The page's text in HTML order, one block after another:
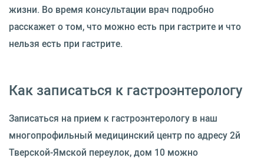
жизни. Во время консультации врач подробно
расскажет о том, что можно есть при гастрите и что
нельзя есть при гастрите.
Как записаться к гастроэнтерологу
Записаться на прием к гастроэнтерологу в наш
многопрофильный медицинский центр по адресу 2й
Тверской-Ямской переулок, дом 10 можно